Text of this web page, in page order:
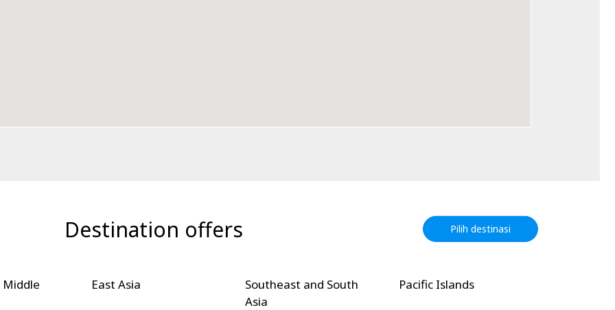
Destination offers Pilih destinasi
Middle
East Asia
Southeast and South
Asia
Pacific Islands